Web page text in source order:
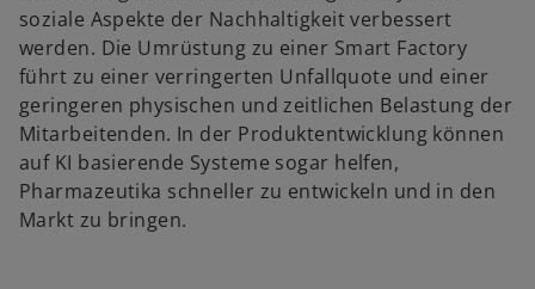
soziale Aspekte der Nachhaltigkeit verbessert
werden. Die Umrüstung zu einer Smart Factory
führt zu einer verringerten Unfallquote und einer
geringeren physischen und zeitlichen Belastung der
Mitarbeitenden. In der Produktentwicklung können
auf KI basierende Systeme sogar helfen,
Pharmazeutika schneller zu entwickeln und in den
Markt zu bringen.